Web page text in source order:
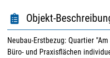
Objekt-
Neubau-Erstbezug: Quartier
Büro- und Praxisflächen